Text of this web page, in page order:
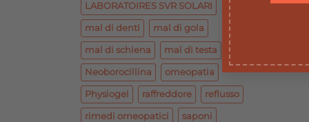
LABORATOIRES SVR SOLARI
mal di denti mal di gola
mal di schiena mal di testa
Neoborocillina omeopatia
Physiogel raffreddore reflusso
rimedi omeopatici saponi